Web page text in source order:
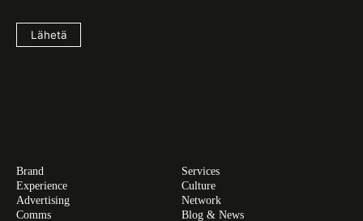
Lähetä
Brand
Experience
Advertising
Comms
Services
Culture
Network
Blog & News